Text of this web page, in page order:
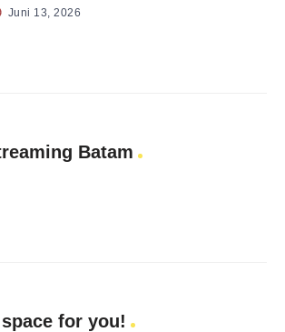
Juni 13, 2026
Batam
for you!